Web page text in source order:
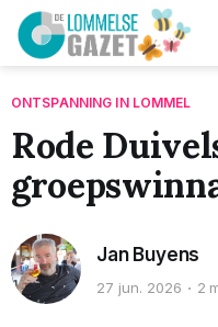
ONTSPANNING IN LOMMEL
Rode
Jan Buyens
27 jun. 2026 2